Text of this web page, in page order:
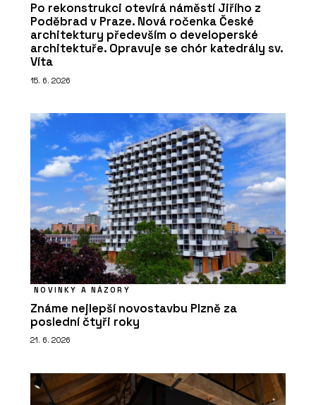
Po rekonstrukci otevírá náměstí Jiřího z
Poděbrad v Praze. Nová ročenka České
architektury především o developerské
architektuře. Opravuje se chór katedrály sv.
Víta
15. 6. 2026
NOVINKY A NÁZORY
Známe nejlepší novostavbu Plzně za
poslední čtyři roky
21. 6. 2026